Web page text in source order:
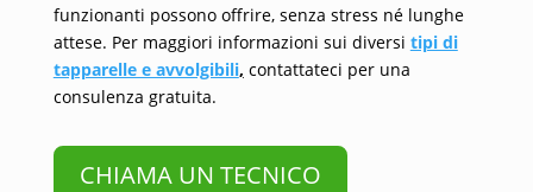
funzionanti possono offrire, senza stress né lunghe
attese. Per maggiori informazioni sui diversi tipi di
tapparelle e avvolgibili, contattateci per una
consulenza gratuita.
CHIAMA UN TECNICO